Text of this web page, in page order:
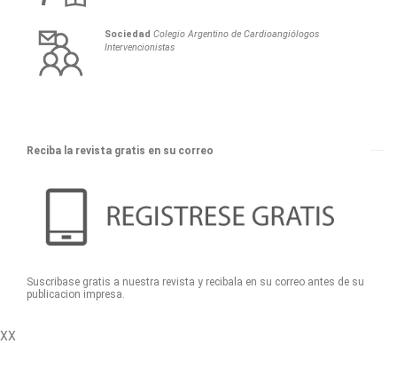
Sociedad Colegio Argentino de Cardioangiólogos
Intervencionistas
Reciba la revista gratis en su correo
Suscribase gratis a nuestra revista y recibala en su correo antes de su
publicacion impresa.
XX